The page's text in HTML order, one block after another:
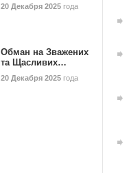
20 Декабря 2025 года
Обман на Зважених
та Щасливих…
20 Декабря 2025 года